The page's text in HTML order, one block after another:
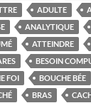
ADULTE
ANALYTIQUE
ATTEINDRE
BESOIN
FOI BOUCHE BÉE
BRAS